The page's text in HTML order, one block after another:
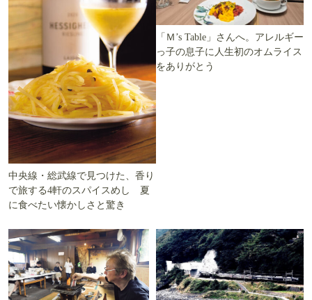
中央線・総武線で見つけた、香り
で旅する4軒のスパイスめし 夏
に食べたい懐かしさと驚き
「Ｍ’s Table」さんへ。アレルギー
っ子の息子に人生初のオムライス
をありがとう